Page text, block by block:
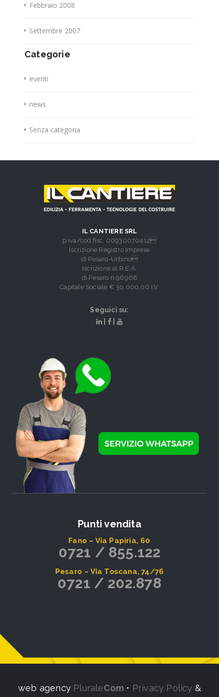
Febbraio 2008
Settembre 2007
Categorie
eventi
news
Senza categoria
IL CANTIERE SRL
p.iva/cod.fisc. 00930070412
Iscrizione Registro Imprese
di Pesaro-Urbino
Iscrizione al R.E.A.
di Pesaro n.96968
Capitale Sociale € 30.000,00 I.V.
Seguici su:
Punti vendita
Fano – Via Papiria, 60
0721 / 855.122
Pesaro – Via Toscana, 74/76
0721 / 202.878
web agency PluraleCom • Privacy Policy &